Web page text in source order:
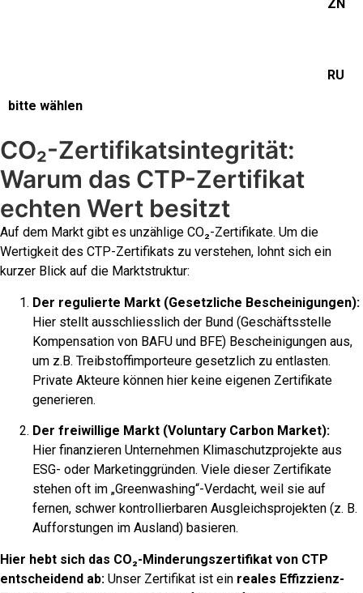
ZN
RU
bitte wählen
CO₂-Zertifikatsintegrität:
Warum das CTP-Zertifikat
echten Wert besitzt
Auf dem Markt gibt es unzählige CO₂-Zertifikate. Um die
Wertigkeit des CTP-Zertifikats zu verstehen, lohnt sich ein
kurzer Blick auf die Marktstruktur:
Der regulierte Markt (Gesetzliche Bescheinigungen):
Hier stellt ausschliesslich der Bund (Geschäftsstelle
Kompensation von BAFU und BFE) Bescheinigungen aus,
um z.B. Treibstoffimporteure gesetzlich zu entlasten.
Private Akteure können hier keine eigenen Zertifikate
generieren.
Der freiwillige Markt (Voluntary Carbon Market):
Hier finanzieren Unternehmen Klimaschutzprojekte aus
ESG- oder Marketinggründen. Viele dieser Zertifikate
stehen oft im „Greenwashing“-Verdacht, weil sie auf
fernen, schwer kontrollierbaren Ausgleichsprojekten (z. B.
Aufforstungen im Ausland) basieren.
Hier hebt sich das CO₂-Minderungszertifikat von CTP
entscheidend ab: Unser Zertifikat ist ein reales Effizzienz-